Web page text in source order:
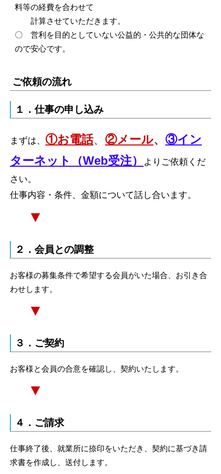
料等の経費を合わせて
計算させていただきます。
〇 営利を目的としていない公益的・公共的な団体な
ので安心です。
ご依頼の流れ
１．仕事の申し込み
まずは、 ①お電話、 ②メール、 ③イン
ターネット（Web受注）
よりご依頼くだ
さい。
仕事内容・条件、金額について話し合います。
▼
２．会員との調整
お客様の募集条件で希望する会員がいた場合、お引き合
わせします。
▼
３．ご契約
お客様と会員の合意を確認し、契約いたします。
▼
４．ご請求
仕事終了後、就業所に捺印をいただき、契約に基づき請
求書を作成し、送付します。